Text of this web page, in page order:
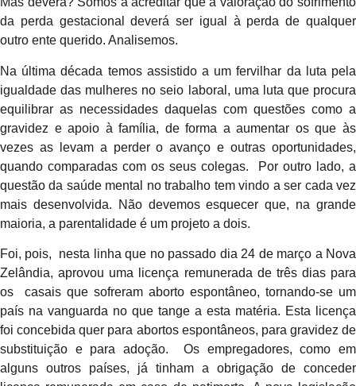
da perda gestacional deverá ser igual à perda de qualquer
outro ente querido. Analisemos.
Na última década temos assistido a um fervilhar da luta pela
igualdade das mulheres no seio laboral, uma luta que procura
equilibrar as necessidades daquelas com questões como a
gravidez e apoio à família, de forma a aumentar os que às
vezes as levam a perder o avanço e outras oportunidades,
quando comparadas com os seus colegas. Por outro lado, a
questão da saúde mental no trabalho tem vindo a ser cada vez
mais desenvolvida. Não devemos esquecer que, na grande
maioria, a parentalidade é um projeto a dois.
Foi, pois, nesta linha que no passado dia 24 de março a Nova
Zelândia, aprovou uma licença remunerada de três dias para
os casais que sofreram aborto espontâneo, tornando-se um
país na vanguarda no que tange a esta matéria. Esta licença
foi concebida quer para abortos espontâneos, para gravidez de
substituição e para adoção. Os empregadores, como em
alguns outros países, já tinham a obrigação de conceder